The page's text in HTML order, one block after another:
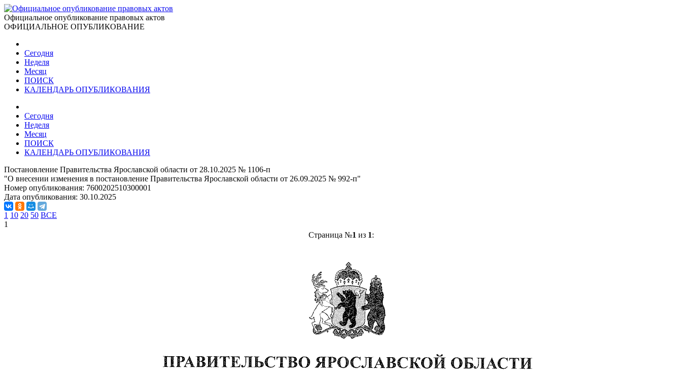
Официальное опубликование правовых актов
ОФИЦИАЛЬНОЕ ОПУБЛИКОВАНИЕ
Сегодня
Неделя
Месяц
ПОИСК
КАЛЕНДАРЬ ОПУБЛИКОВАНИЯ
Сегодня
Неделя
Месяц
ПОИСК
КАЛЕНДАРЬ ОПУБЛИКОВАНИЯ
Постановление Правительства Ярославской области от 28.10.2025 № 1106-п
"О внесении изменения в постановление Правительства Ярославской области от 26.09.2025 № 992-п"
Номер опубликования: 7600202510300001
Дата опубликования: 30.10.2025
1 10 20 50 ВСЕ
1
Страница №1 из 1: